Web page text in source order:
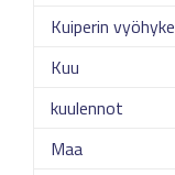
Kuiperin vyöhyke
Kuu
kuulennot
Maa